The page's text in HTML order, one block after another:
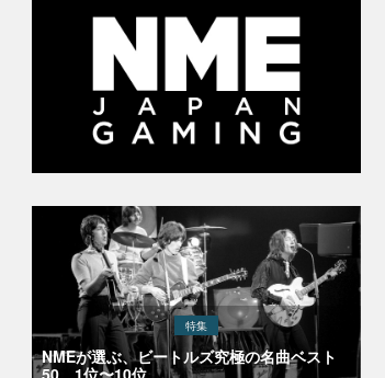
特集
NMEが選ぶ、ビートルズ究極の名曲ベスト
50 1位〜10位